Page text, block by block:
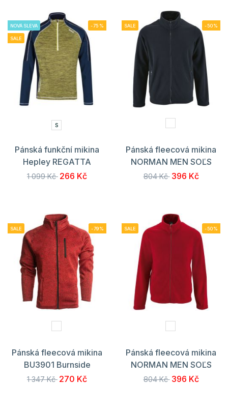
NOVÁ SLEVA
SALE
-75%
S
Pánská funkční mikina
Hepley REGATTA
1 099 Kč 266 Kč
SALE -50%
Pánská fleecová mikina
NORMAN MEN SOĽS
804 Kč 396 Kč
SALE -79%
Pánská fleecová mikina
BU3901 Burnside
1 347 Kč 270 Kč
SALE -50%
Pánská fleecová mikina
NORMAN MEN SOĽS
804 Kč 396 Kč